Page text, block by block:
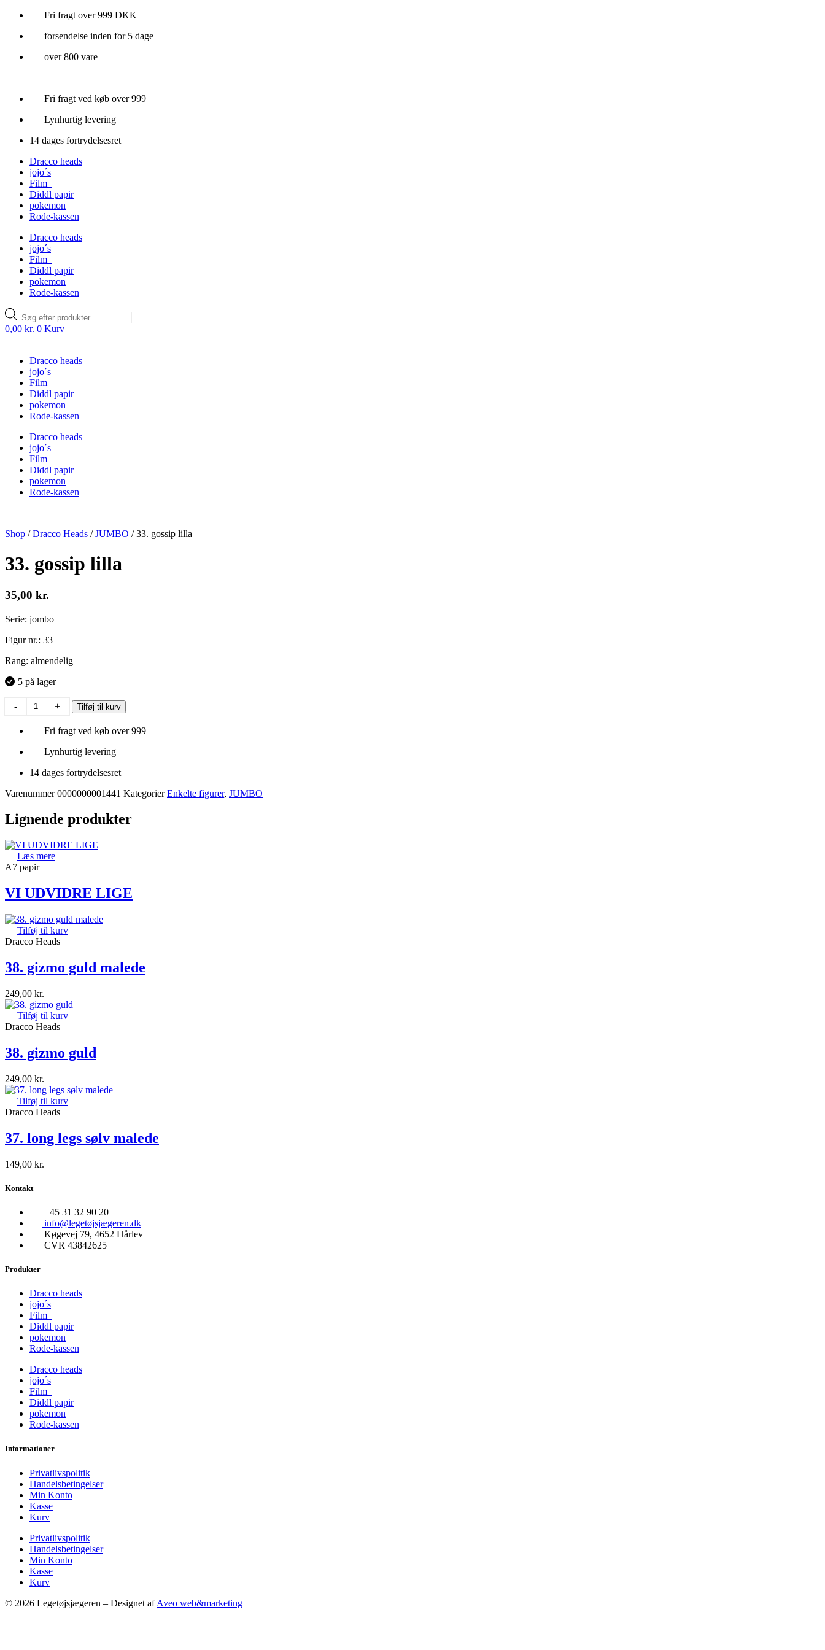
Videre
indhold
Fri fragt over 999 DKK
forsendelse inden for 5 dage
over 800 vare
Fri fragt ved køb over 999
Lynhurtig levering
14 dages fortrydelsesret
Dracco heads
jojo´s
Film
Diddl papir
pokemon
Rode-kassen
Dracco heads
jojo´s
Film
Diddl papir
pokemon
Rode-kassen
Products
search
0,00 kr. 0 Kurv
Dracco heads
jojo´s
Film
Diddl papir
pokemon
Rode-kassen
Dracco heads
jojo´s
Film
Diddl papir
pokemon
Rode-kassen
Shop /Dracco Heads /JUMBO /33. gossip lilla
33. gossip lilla
35,00 kr.
Serie: jombo
Figur nr.: 33
Rang: almendelig
5 på lager
-
antal
+ Tilføj til kurv
Fri fragt ved køb over 999
Lynhurtig levering
14 dages fortrydelsesret
Varenummer0000000001441 Kategorier Enkelte figurer, JUMBO
Lignende produkter
Læs mere
A7 papir
VI UDVIDRE LIGE
Tilføj til kurv
Dracco Heads
38. gizmo guld malede
249,00 kr.
Tilføj til kurv
Dracco Heads
38. gizmo guld
249,00 kr.
Tilføj til kurv
Dracco Heads
37. long legs sølv malede
149,00 kr.
Kontakt
+45 31 32 90 20
info@legetøjsjægeren.dk
Køgevej 79, 4652 Hårlev
CVR 43842625
Produkter
Dracco heads
jojo´s
Film
Diddl papir
pokemon
Rode-kassen
Dracco heads
jojo´s
Film
Diddl papir
pokemon
Rode-kassen
Informationer
Privatlivspolitik
Handelsbetingelser
Min Konto
Kasse
Kurv
Privatlivspolitik
Handelsbetingelser
Min Konto
Kasse
Kurv
© 2026 Legetøjsjægeren – Designet afAveo web&marketing